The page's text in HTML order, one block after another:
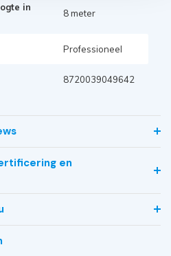
in
8 meter
Professioneel
8720039049642
en